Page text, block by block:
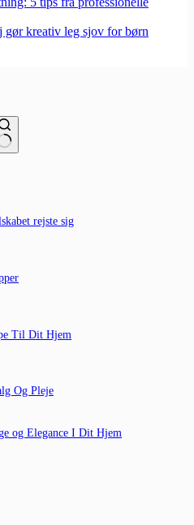
gør kreativ leg sjov for børn
rejste sig
Til Dit Hjem
Og Pleje
og Elegance I Dit Hjem